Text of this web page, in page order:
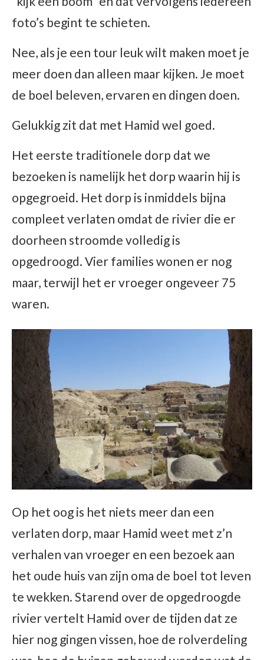
foto’s begint te schieten.
Nee, als je een tour leuk wilt maken moet je
meer doen dan alleen maar kijken. Je moet
de boel beleven, ervaren en dingen doen.
Gelukkig zit dat met Hamid wel goed.
Het eerste traditionele dorp dat we
bezoeken is namelijk het dorp waarin hij is
opgegroeid. Het dorp is inmiddels bijna
compleet verlaten omdat de rivier die er
doorheen stroomde volledig is
opgedroogd. Vier families wonen er nog
maar, terwijl het er vroeger ongeveer 75
waren.
Op het oog is het niets meer dan een
verlaten dorp, maar Hamid weet met z’n
verhalen van vroeger en een bezoek aan
het oude huis van zijn oma de boel tot leven
te wekken. Starend over de opgedroogde
rivier vertelt Hamid over de tijden dat ze
hier nog gingen vissen, hoe de rolverdeling